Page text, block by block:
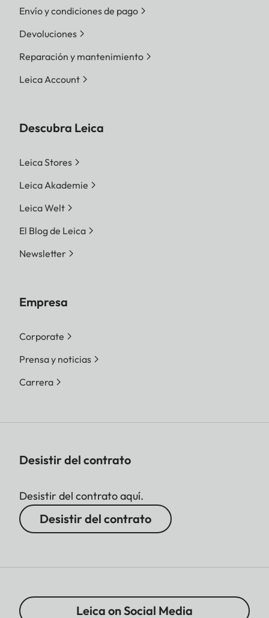
Envío y condiciones de pago
Devoluciones
Reparación y mantenimiento
Leica Account
Descubra Leica
Leica Stores
Leica Akademie
Leica Welt
El Blog de Leica
Newsletter
Empresa
Corporate
Prensa y noticias
Carrera
Desistir del contrato
Desistir del contrato aquí.
Desistir del contrato
Leica on Social Media